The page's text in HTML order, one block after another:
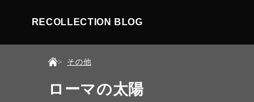
RECOLLECTION BLOG
その他
ローマの太陽